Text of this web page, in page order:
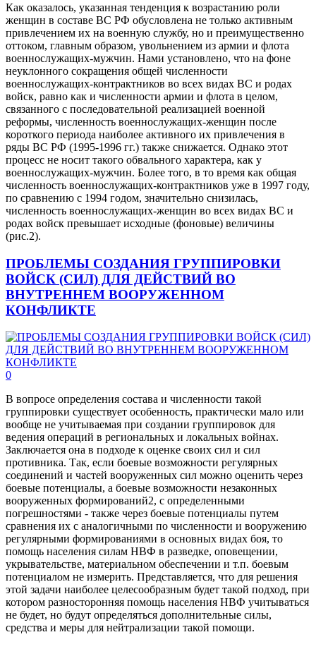
Как оказалось, указанная тенденция к возрастанию роли
женщин в составе ВС РФ обусловлена не только активным
привлечением их на военную службу, но и преимущественно
оттоком, главным образом, увольнением из армии и флота
военнослужащих-мужчин. Нами установлено, что на фоне
неуклонного сокращения общей численности
военнослужащих-контрактников во всех видах ВС и родах
войск, равно как и численности армии и флота в целом,
связанного с последовательной реализацией военной
реформы, численность военнослужащих-женщин после
короткого периода наиболее активного их привлечения в
ряды ВС РФ (1995-1996 гг.) также снижается. Однако этот
процесс не носит такого обвального характера, как у
военнослужащих-мужчин. Более того, в то время как общая
численность военнослужащих-контрактников уже в 1997 году,
по сравнению с 1994 годом, значительно снизилась,
численность военнослужащих-женщин во всех видах ВС и
родах войск превышает исходные (фоновые) величины
(рис.2).
ПРОБЛЕМЫ СОЗДАНИЯ ГРУППИРОВКИ
ВОЙСК (СИЛ) ДЛЯ ДЕЙСТВИЙ ВО
ВНУТРЕННЕМ ВООРУЖЕННОМ
КОНФЛИКТЕ
0
В вопросе определения состава и численности такой
группировки существует особенность, практически мало или
вообще не учитываемая при создании группировок для
ведения операций в региональных и локальных войнах.
Заключается она в подходе к оценке своих сил и сил
противника. Так, если боевые возможности регулярных
соединений и частей вооруженных сил можно оценить через
боевые потенциалы, а боевые возможности незаконных
вооруженных формирований2, с определенными
погрешностями - также через боевые потенциалы путем
сравнения их с аналогичными по численности и вооружению
регулярными формированиями в основных видах боя, то
помощь населения силам НВФ в разведке, оповещении,
укрывательстве, материальном обеспечении и т.п. боевым
потенциалом не измерить. Представляется, что для решения
этой задачи наиболее целесообразным будет такой подход, при
котором разносторонняя помощь населения НВФ учитываться
не будет, но будут определяться дополнительные силы,
средства и меры для нейтрализации такой помощи.